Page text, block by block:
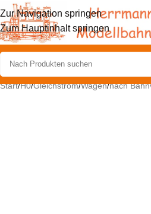
Zur Navigation springen
Zum Hauptinhalt springen
Start/H0/Gleichstrom/Wagen/nach